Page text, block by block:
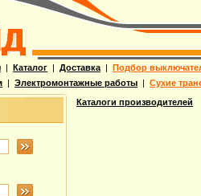
| Каталог | Доставка | Подбор
| Электромонтажные работы | Сухие
Каталоги производителей